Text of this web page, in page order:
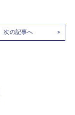
次の記事へ